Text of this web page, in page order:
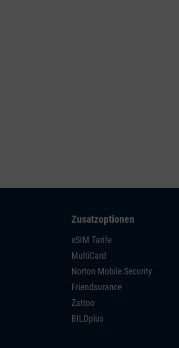
Zusatzoptionen
eSIM Tarife
MultiCard
Norton Mobile Security
Friendsurance
Zattoo
BILDplus